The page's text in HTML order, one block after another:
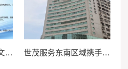
2026年福建 GEO 软文发稿服务商｜慧品宣：以 AI 技术赋能品牌全域传播 世茂服务东南区域携手浙大新宇连中三元，金融与高校赛道再传捷报